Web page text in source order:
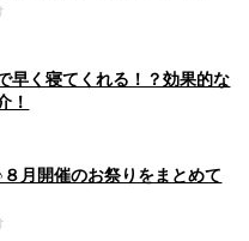
早く寝てくれる！？効果的な
！
月開催のお祭りをまとめて